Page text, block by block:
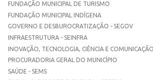
FUNDAÇÃO MUNICIPAL DE TURISMO
FUNDAÇÃO MUNICIPAL INDÍGENA
GOVERNO E DESBUROCRATIZAÇÃO - SEGOV
INFRAESTRUTURA - SEINFRA
INOVAÇÃO, TECNOLOGIA, CIÊNCIA E
PROCURADORIA GERAL DO MUNICÍPIO
SAÚDE - SEMS